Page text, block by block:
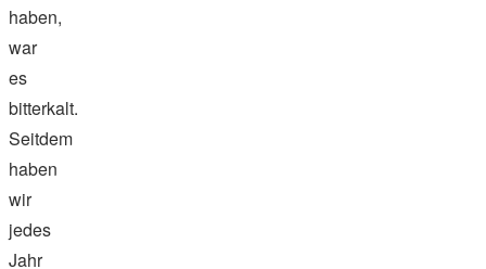
haben,
war
es
bitterkalt.
Seitdem
haben
wir
jedes
Jahr